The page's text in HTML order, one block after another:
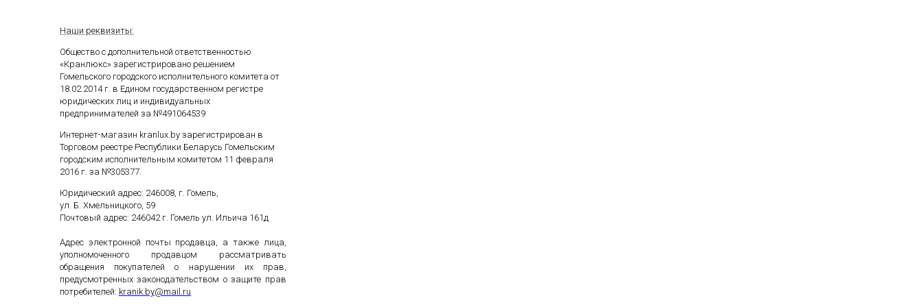
Наши реквизиты:
Общество с дополнительной ответственностью
«Кранлюкс» зарегистрировано решением
Гомельского городского исполнительного комитета от
18.02.2014 г. в Едином государственном регистре
юридических лиц и индивидуальных
предпринимателей за №491064539
Интернет-магазин kranlux.by зарегистрирован в
Торговом реестре Республики Беларусь Гомельским
городским исполнительным комитетом 11 февраля
2016 г. за №305377.
Юридический адрес: 246008, г. Гомель,
ул. Б. Хмельницкого, 59
Почтовый адрес: 246042 г. Гомель ул. Ильича 161д
Адрес электронной почты продавца, а также лица,
уполномоченного продавцом рассматривать
обращения покупателей о нарушении их прав,
предусмотренных законодательством о защите прав
потребителей: kranik.by@mail .ru